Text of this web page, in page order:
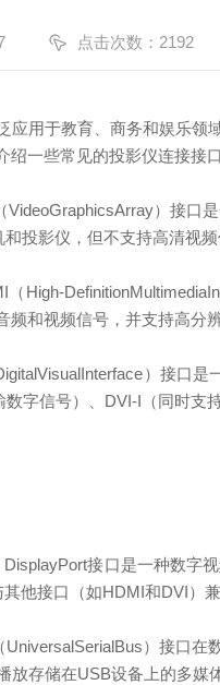
点击次数：2192
应用于教育、商务和娱乐领
一些常见的投影仪连接接口
）接口是
投影仪，但不支持高清视频
频和视频信号，并支持高分
）接口是
字信号）、DVI-I（同时支
接口是一种数字视
他接口（如HDMI和DVI）兼
）接口在
放存储在USB设备上的多媒